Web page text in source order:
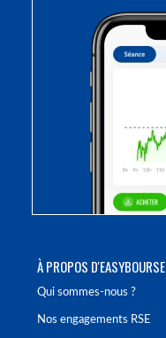
À PROPOS D'EASYBOURSE
Qui sommes-nous ?
Nos engagements RSE